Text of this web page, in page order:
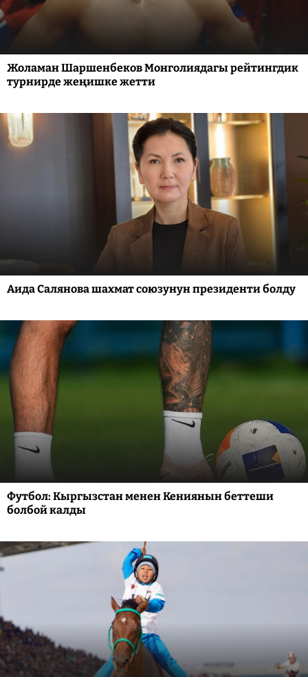
Жоламан Шаршенбеков Монголиядагы рейтингдик
турнирде жеңишке жетти
Аида Салянова шахмат союзунун президенти болду
Футбол: Кыргызстан менен Кениянын беттеши
болбой калды